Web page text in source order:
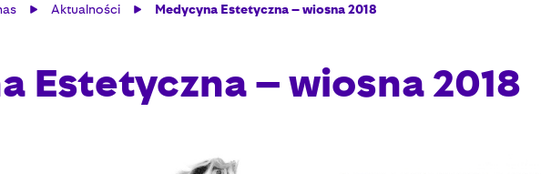
Aktualności Medycyna Estetyczna – wiosna 2018
Estetyczna – wiosna 2018